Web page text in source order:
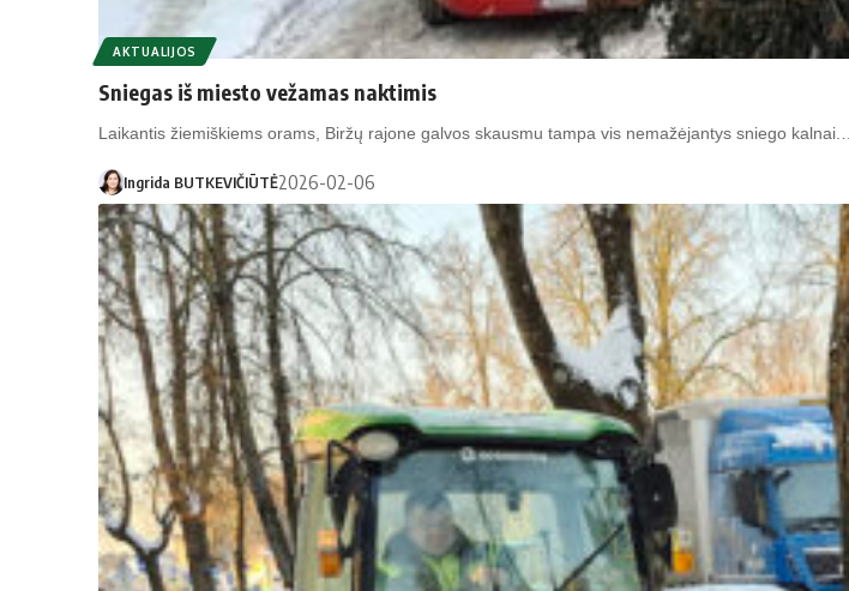
AKTUALIJOS
Sniegas iš miesto vežamas naktimis
Laikantis žiemiškiems orams, Biržų rajone galvos skausmu tampa vis nemažėjantys sniego kalnai.…
Ingrida BUTKEVIČIŪTĖ2026-02-06